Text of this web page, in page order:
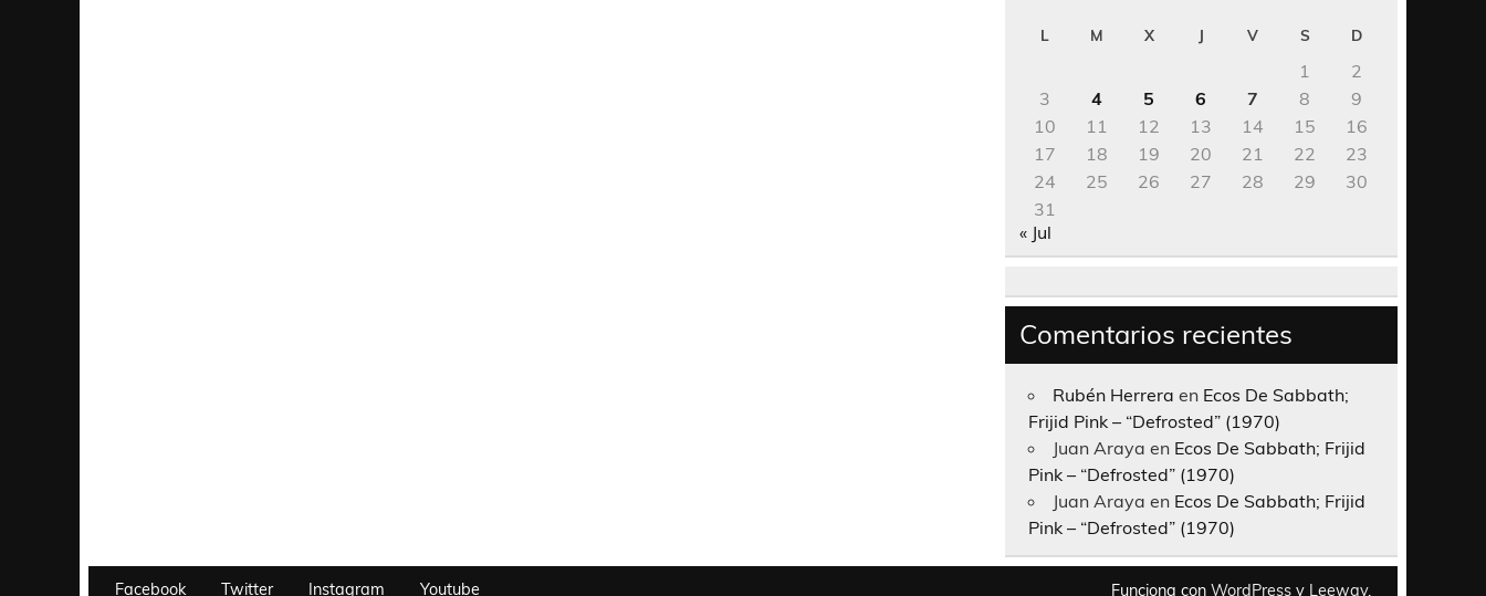
L M X J V S D
1
2
3
4 5 6 7 8
9
10
11 12 13 14 15
16
17
18 19 20 21 22
23
24
25 26 27 28 29
30
31
« Jul
Comentarios recientes
Rubén Herrera en Ecos De Sabbath;
Frijid Pink – “Defrosted” (1970)
Juan Araya en Ecos De Sabbath; Frijid
Pink – “Defrosted” (1970)
Juan Araya en Ecos De Sabbath; Frijid
Pink – “Defrosted” (1970)
Facebook Twitter Instagram Youtube Funciona con WordPress y Leeway.